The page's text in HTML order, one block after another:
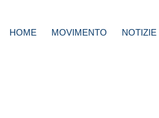
HOME MOVIMENTO NOTIZIE